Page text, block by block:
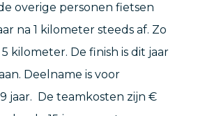
overige personen fietsen
na 1 kilometer steeds af. Zo
kilometer. De finish is dit jaar
Deelname is voor
jaar. De teamkosten zijn €